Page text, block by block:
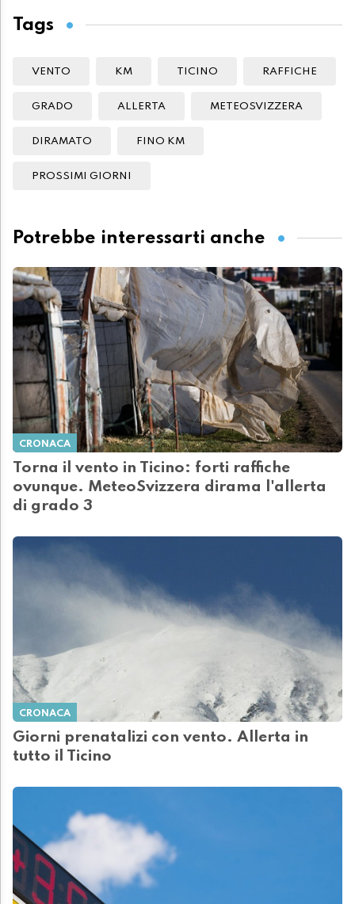
Tags
VENTO KM TICINO RAFFICHE
GRADO ALLERTA METEOSVIZZERA
DIRAMATO FINO KM
PROSSIMI GIORNI
Potrebbe interessarti anche
CRONACA
Torna il vento in Ticino: forti raffiche
ovunque. MeteoSvizzera dirama l'allerta
di grado 3
CRONACA
Giorni prenatalizi con vento. Allerta in
tutto il Ticino